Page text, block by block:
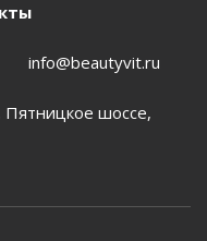
info@beautyvit.ru
Пятницкое шоссе,